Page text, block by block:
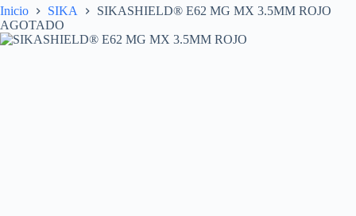
Inicio SIKA
SIKASHIELD® E62 MG MX 3.5MM ROJO
AGOTADO